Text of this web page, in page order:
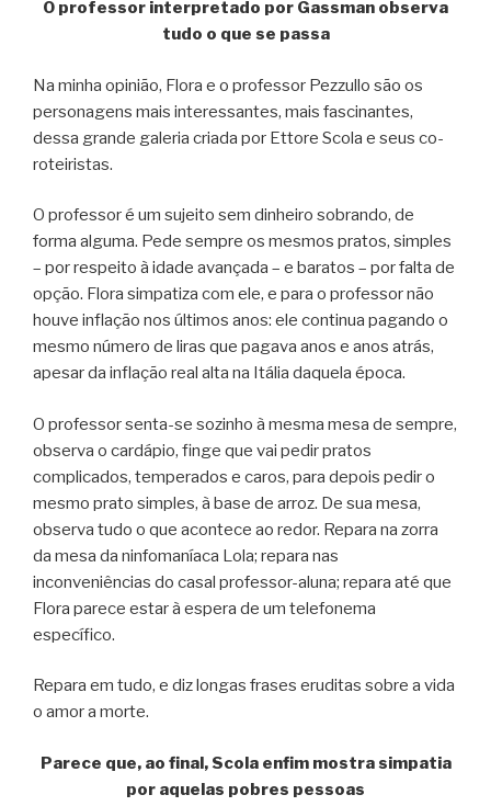
O professor interpretado por Gassman observa
tudo o que se passa
Na minha opinião, Flora e o professor Pezzullo são os
personagens mais interessantes, mais fascinantes,
dessa grande galeria criada por Ettore Scola e seus co-
roteiristas.
O professor é um sujeito sem dinheiro sobrando, de
forma alguma. Pede sempre os mesmos pratos, simples
– por respeito à idade avançada – e baratos – por falta de
opção. Flora simpatiza com ele, e para o professor não
houve inflação nos últimos anos: ele continua pagando o
mesmo número de liras que pagava anos e anos atrás,
apesar da inflação real alta na Itália daquela época.
O professor senta-se sozinho à mesma mesa de sempre,
observa o cardápio, finge que vai pedir pratos
complicados, temperados e caros, para depois pedir o
mesmo prato simples, à base de arroz. De sua mesa,
observa tudo o que acontece ao redor. Repara na zorra
da mesa da ninfomaníaca Lola; repara nas
inconveniências do casal professor-aluna; repara até que
Flora parece estar à espera de um telefonema
específico.
Repara em tudo, e diz longas frases eruditas sobre a vida
o amor a morte.
Parece que, ao final, Scola enfim mostra simpatia
por aquelas pobres pessoas